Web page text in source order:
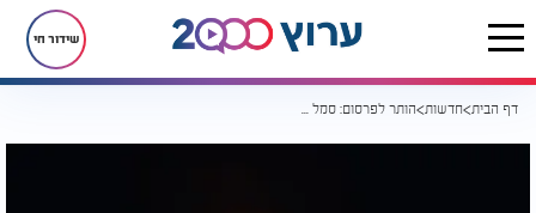
שידור חי
דף הבית חדשות הותר לפרסום: סמל רותם ינאי הי"ד נפלה מפגיעת רחפן נפץ